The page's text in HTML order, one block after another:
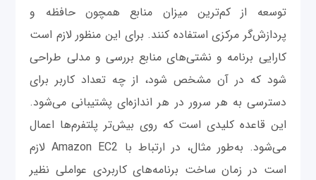
توسعه از کم‌ترین میزان منابع همچون حافظه و
پردازش‌گر مرکزی استفاده کنند. برای این منظور لازم است
کارایی برنامه و نشتی‌های منابع بررسی و مدلی طراحی
شود که در آن مشخص شود، از چه تعداد کاربر برای
دسترسی به هر سرور در هر اندازه‌ای پشتیبانی می‌شود.
این قاعده کلیدی است که روی بیش‌تر پلتفرم‌ها اعمال
می‌شود. به‌طور مثال، در ارتباط با Amazon EC2 لازم
است در زمان ساخت برنامه‌های کاربردی عواملی نظیر